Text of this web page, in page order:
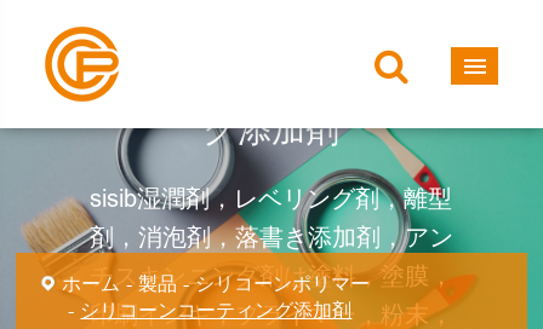
シリコーンコーティン
グ添加剤
sisib湿潤剤，レベリング剤，離型
剤，消泡剤，落書き添加剤，アン
チスキンニング剤は塗料，塗膜，
印刷インキ，プライマー，粉末，
ホーム 製品
シリコーンポリマー
シリコーンコーティング添加剤